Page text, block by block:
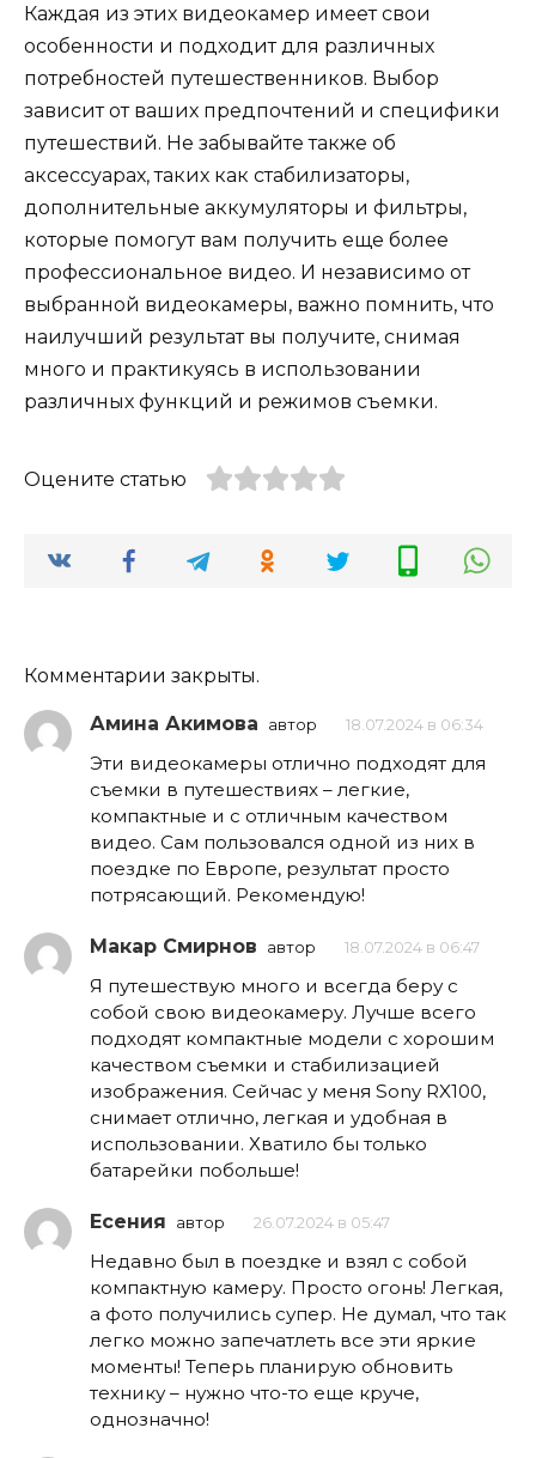
Каждая из этих видеокамер имеет свои
особенности и подходит для различных
потребностей путешественников. Выбор
зависит от ваших предпочтений и специфики
путешествий. Не забывайте также об
аксессуарах, таких как стабилизаторы,
дополнительные аккумуляторы и фильтры,
которые помогут вам получить еще более
профессиональное видео. И независимо от
выбранной видеокамеры, важно помнить, что
наилучший результат вы получите, снимая
много и практикуясь в использовании
различных функций и режимов съемки.
Оцените статью
Комментарии закрыты.
Амина Акимова автор 18.07.2024 в 06:34
Эти видеокамеры отлично подходят для
съемки в путешествиях – легкие,
компактные и с отличным качеством
видео. Сам пользовался одной из них в
поездке по Европе, результат просто
потрясающий. Рекомендую!
Макар Смирнов автор 18.07.2024 в 06:47
Я путешествую много и всегда беру с
собой свою видеокамеру. Лучше всего
подходят компактные модели с хорошим
качеством съемки и стабилизацией
изображения. Сейчас у меня Sony RX100,
снимает отлично, легкая и удобная в
использовании. Хватило бы только
батарейки побольше!
Есения автор 26.07.2024 в 05:47
Недавно был в поездке и взял с собой
компактную камеру. Просто огонь! Легкая,
а фото получились супер. Не думал, что так
легко можно запечатлеть все эти яркие
моменты! Теперь планирую обновить
технику – нужно что-то еще круче,
однозначно!